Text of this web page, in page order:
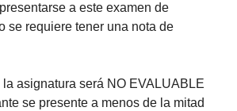
a este examen de
se requiere tener una nota de
asignatura será NO EVALUABLE
se presente a menos de la mitad